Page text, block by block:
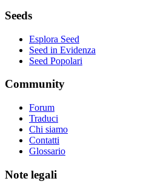
Seeds
Esplora Seed
Seed in Evidenza
Seed Popolari
Community
Forum
Traduci
Chi siamo
Contatti
Glossario
Note legali